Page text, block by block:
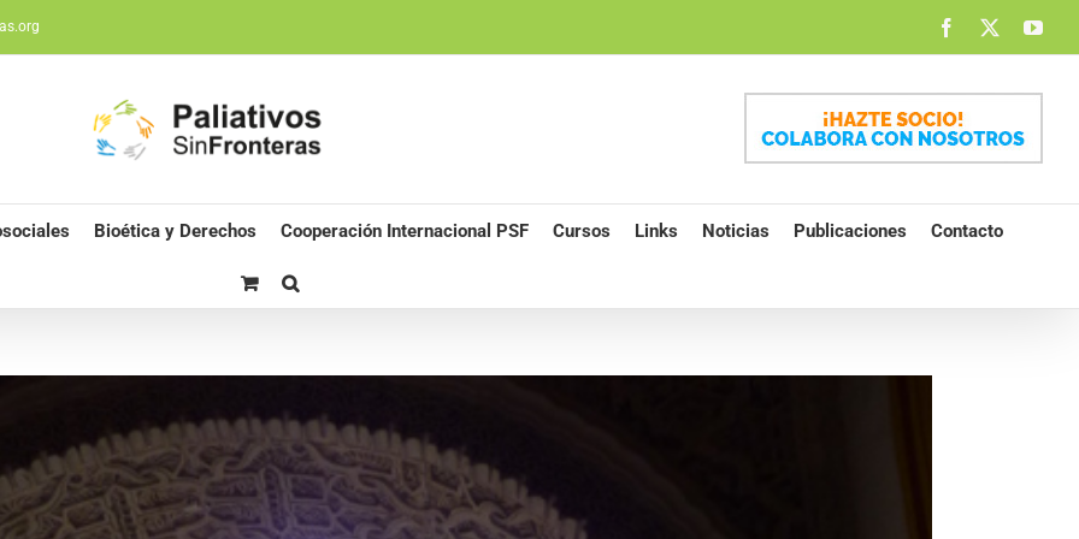
Facebook
Bioética y Derechos Cooperación Internacional PSF Cursos Links Noticias Publicaciones Contacto